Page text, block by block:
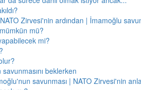
Zirvesi'nin ardından | İmamoğlu
mü?
mi?
beklerken
savunması | NATO Zirvesi'nin